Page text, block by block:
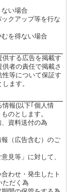
ない場合
クアップ等を行な
むを得ない場合
する広告を掲載す
者の責任で掲載さ
等について保証す
ます。
情報(以下｢個人情
のとします。
資料送付の為
報（広告含む）のご
見等」に対して、
わせ・発生したト
ただく為